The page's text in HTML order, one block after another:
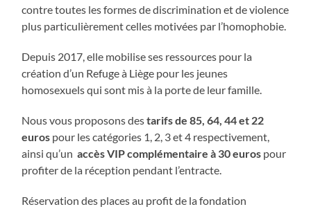
contre toutes les formes de discrimination et de violence
plus particulièrement celles motivées par l’homophobie.
Depuis 2017, elle mobilise ses ressources pour la
création d’un Refuge à Liège pour les jeunes
homosexuels qui sont mis à la porte de leur famille.
Nous vous proposons destarifs de 85, 64, 44 et 22
euros pour les catégories 1, 2, 3 et 4 respectivement,
ainsi qu’unaccès VIP complémentaire à 30 euros pour
profiter de la réception pendant l’entracte.
Réservation des places au profit de la fondation